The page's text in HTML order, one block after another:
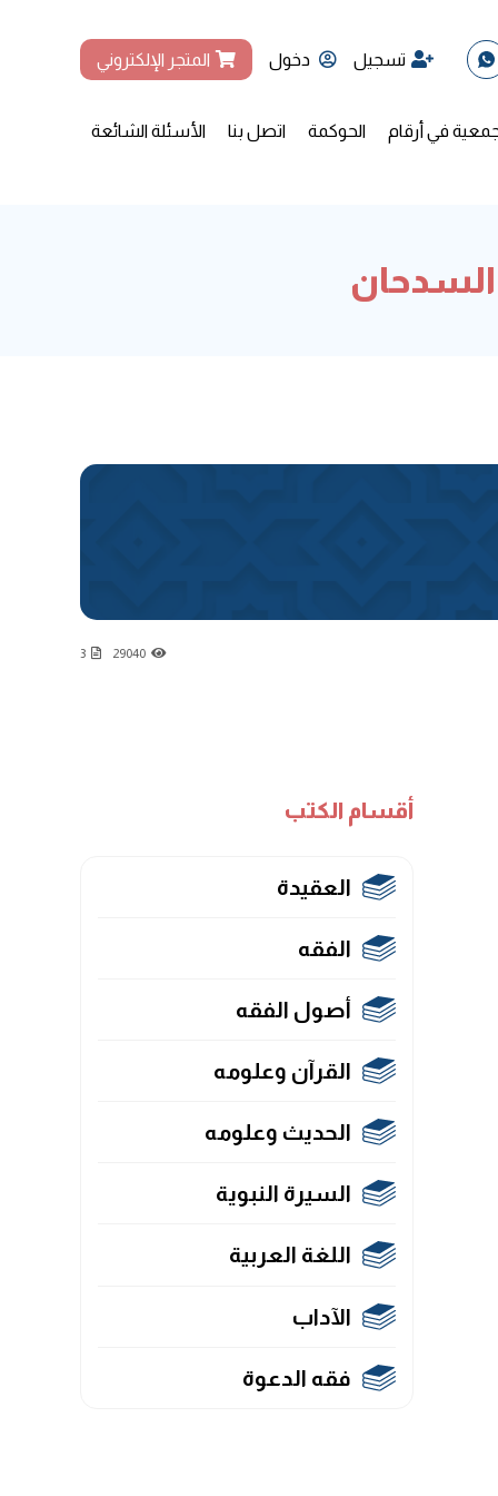
تسجيل دخول المتجر الإلكتروني
في أرقام الحوكمة اتصل بنا الأسئلة الشائعة
السدحان
29040
3
أقسام الكتب
العقيدة
الفقه
أصول الفقه
القرآن وعلومه
الحديث وعلومه
السيرة النبوية
اللغة العربية
الآداب
فقه الدعوة